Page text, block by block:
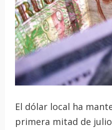
El dólar local ha
primera mitad de